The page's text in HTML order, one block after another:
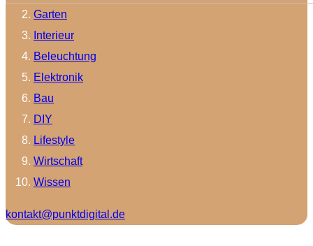
Garten
Interieur
Beleuchtung
Elektronik
Bau
DIY
Lifestyle
Wirtschaft
Wissen
kontakt@punktdigital.de